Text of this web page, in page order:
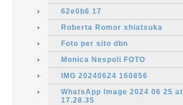
62e0b6 17
Roberta Romor shiatsuka
Foto per sito dbn
Monica Nespoli FOTO
IMG 20240624 160856
WhatsApp Image 2024 06 25 at
17.28.35